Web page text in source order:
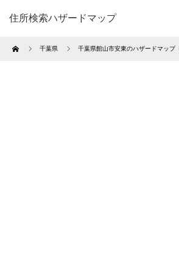
住所検索ハザードマップ
Home 千葉県 千葉県館山市安東のハザードマップ